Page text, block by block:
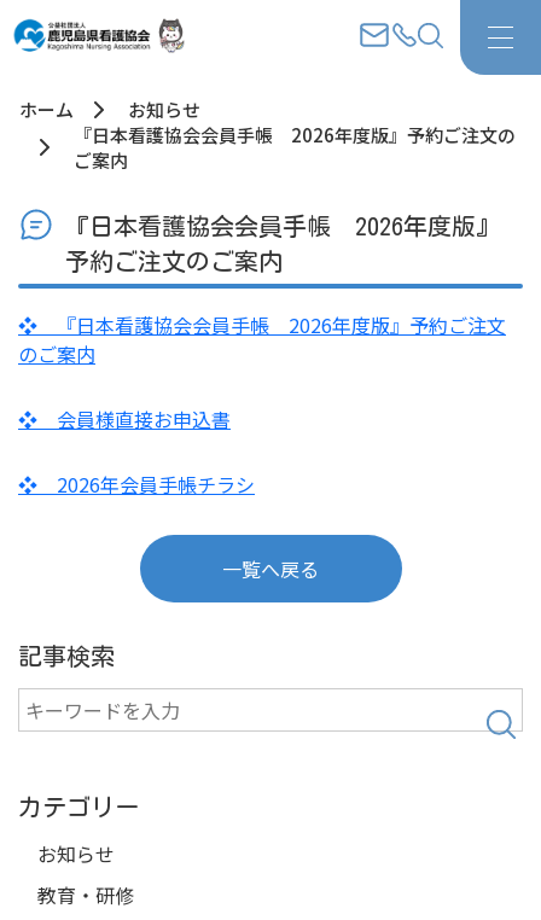
ホーム
お知らせ
『日本看護協会会員手帳 2026年度版』予約ご注文の
ご案内
『日本看護協会会員手帳 2026年度版』
予約ご注文のご案内
❖ 『日本看護協会会員手帳 2026年度版』予約ご注文
のご案内
❖ 会員様直接お申込書
❖ 2026年会員手帳チラシ
一覧へ戻る
記事検索
検
カテゴリー
お知らせ
教育・研修